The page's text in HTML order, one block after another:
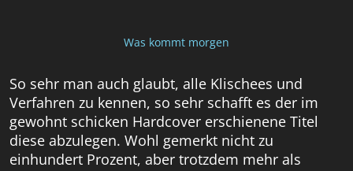
Was kommt morgen
So sehr man auch glaubt, alle Klischees und
Verfahren zu kennen, so sehr schafft es der im
gewohnt schicken Hardcover erschienene Titel
diese abzulegen. Wohl gemerkt nicht zu
einhundert Prozent, aber trotzdem mehr als